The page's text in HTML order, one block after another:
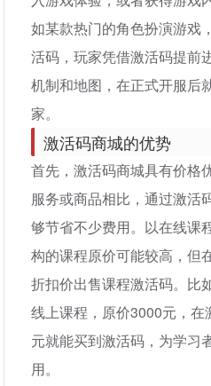
如某款热门的角色扮演游戏
活码，玩家凭借激活码提前
机制和地图，在正式开服后
家。
激活码商城的优势
首先，激活码商城具有价格
服务或商品相比，通过激活
够节省不少费用。以在线课
构的课程原价可能较高，但
折扣价出售课程激活码。比
线上课程，原价3000元，
元就能买到激活码，为学习
用。